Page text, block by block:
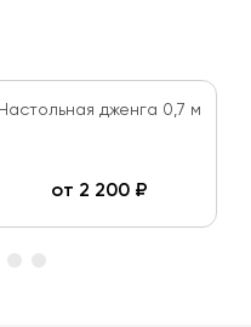
Настольная дженга 0,7 м
от 2 200 ₽